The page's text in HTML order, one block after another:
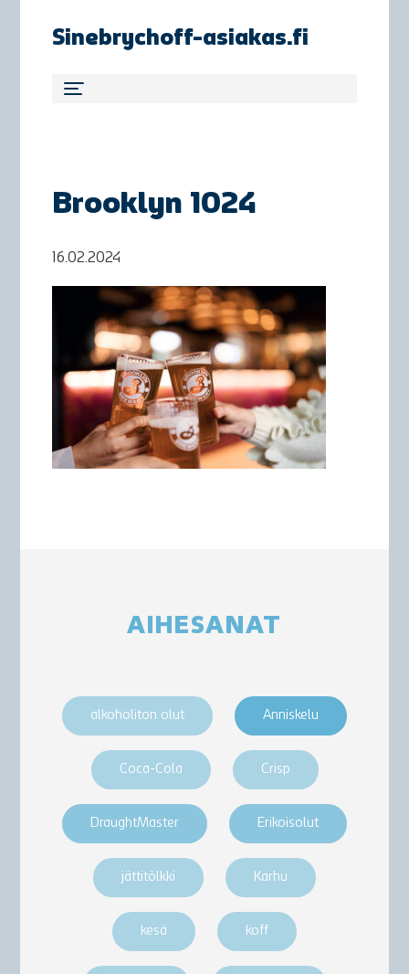
Sinebrychoff-asiakas.fi
Brooklyn 1024
16.02.2024
AIHESANAT
alkoholiton olut Anniskelu
Coca-Cola Crisp
DraughtMaster Erikoisolut
jättitölkki Karhu
kesä koff